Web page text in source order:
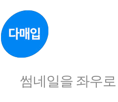
썸네일을 좌우